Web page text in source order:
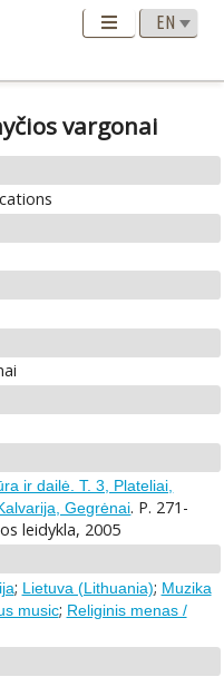
vargonai
ir dailė. T. 3, Plateliai,
Gegrėnai. P. 271-
leidykla, 2005
; Lietuva (Lithuania); Muzika
music; Religinis menas /